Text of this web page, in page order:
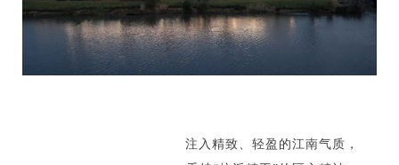
注入精致、轻盈的江南气质，